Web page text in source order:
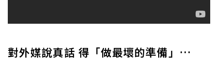
對外媒說真話 得「做最壞的準備」…